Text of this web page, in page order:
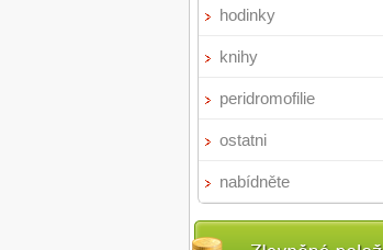
hodinky
knihy
peridromofilie
ostatni
nabídněte